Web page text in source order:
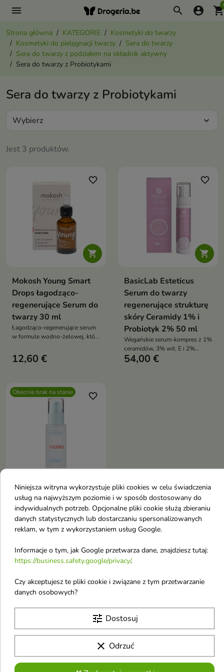
menu search account_circle
Strona główna KATEGORIE
Kosmetyki do twarzy
Kosmetyki do pielęgnacji twarzy
Sera do twarzy
Sera do twarzy z podziałem na składnik aktywny
Sera do twarzy z Probiotykami
Sera do twarzy z podziałem na
składnik aktywny
Sera do twarzy z Aloesem
Sera do twarzy z Centellą azjatycką
Sera do twarzy z Probiotykami
Jest 3 produktów.
Wybierz expand_more

favorite_border
Mokosh Young Smart
Drops łagodząco-
regenerujące Serum do
twarzy 30 ml
Łagodząco-regenerujące serum
w formule wodno-żelowej, które
mikrobiom i odbudowuje barierę
ochronną
12,60 €

favorite_border
BasicLab Esteticus
Serum do twarzy
regenerujące strukturę
skóry Ceramidy 1% i
Probiotyk 2% 50 ml
Wegańskie serum-kompres z 1%
ceramidów, 3% wit. E i 2%
prebiotyku odbudowuje barierę,
54,00 €
Obecnie brak na stanie favorite_border
Tocobo Bifida Biome
Esencja z Probiotykami
i Niacynamidem 50 ml
Esencja do twarzy stworzona z
ochronnej skóry, intensywnym
nawilżeniu oraz poprawie
20,90 €
Pokazano 1-3 z 3 pozycji
Niniejsza witryna wykorzystuje pliki cookies w celu świadczenia
usług na najwyższym poziomie i w sposób dostosowany do
indywidualnych potrzeb. Opcjonalne pliki cookie służą zbieraniu
danych statystycznych lub dostarczaniu spersonalizowanych
reklam, w tym z wykorzystaniem usług Google.
Informacje o tym, jak Google przetwarza dane, znajdziesz tutaj:
https://business.safety.google/privacy/.
Czy akceptujesz te pliki cookie i związane z tym przetwarzanie
danych osobowych?
tune Dostosuj
clear Odrzuć